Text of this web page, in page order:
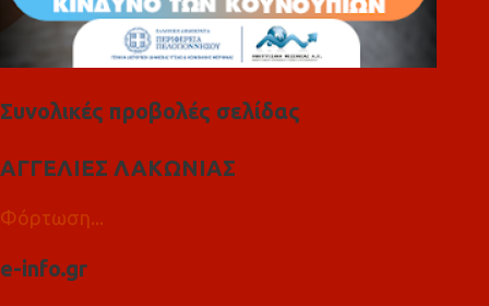
Συνολικές προβολές σελίδας
ΑΓΓΕΛΙΕΣ ΛΑΚΩΝΙΑΣ
Φόρτωση...
e-info.gr